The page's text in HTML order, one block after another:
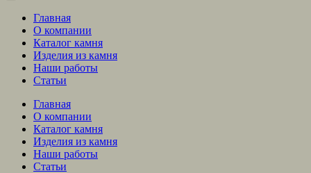
Главная
О компании
Каталог камня
Изделия из камня
Наши работы
Статьи
Главная
О компании
Каталог камня
Изделия из камня
Наши работы
Статьи